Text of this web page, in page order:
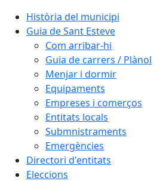
Història del municipi
Guia de Sant Esteve
Com arribar-hi
Guia de carrers / Plànol
Menjar i dormir
Equipaments
Empreses i comerços
Entitats locals
Submnistraments
Emergències
Directori d'entitats
Eleccions